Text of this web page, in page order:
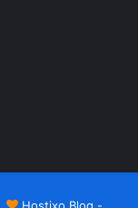
Hostixo Blog -